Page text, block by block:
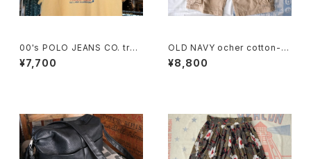
00's POLO JEANS CO. truc
k and field printed Tee
¥7,700
OLD NAVY ocher cotton-t
will cargo Shorts
¥8,800